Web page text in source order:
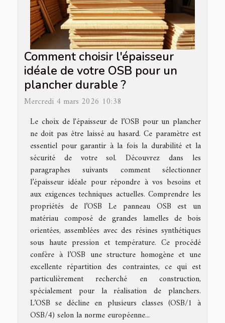
Comment choisir l'épaisseur
idéale de votre OSB pour un
plancher durable ?
Mercredi 4 mars 2026 10:38
Le choix de l'épaisseur de l’OSB pour un plancher
ne doit pas être laissé au hasard. Ce paramètre est
essentiel pour garantir à la fois la durabilité et la
sécurité de votre sol. Découvrez dans les
paragraphes suivants comment sélectionner
l’épaisseur idéale pour répondre à vos besoins et
aux exigences techniques actuelles. Comprendre les
propriétés de l’OSB Le panneau OSB est un
matériau composé de grandes lamelles de bois
orientées, assemblées avec des résines synthétiques
sous haute pression et température. Ce procédé
confère à l’OSB une structure homogène et une
excellente répartition des contraintes, ce qui est
particulièrement recherché en construction,
spécialement pour la réalisation de planchers.
L’OSB se décline en plusieurs classes (OSB/1 à
OSB/4) selon la norme européenne...